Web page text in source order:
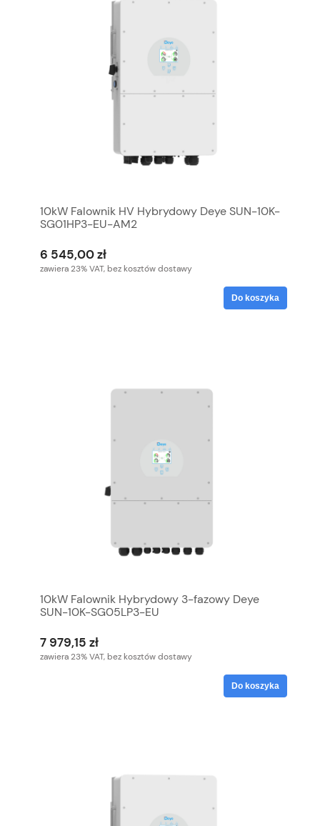
10kW Falownik HV Hybrydowy Deye SUN-10K-
SG01HP3-EU-AM2
6 545,00 zł
zawiera 23% VAT, bez kosztów dostawy
Do koszyka
10kW Falownik Hybrydowy 3-fazowy Deye
SUN-10K-SG05LP3-EU
7 979,15 zł
zawiera 23% VAT, bez kosztów dostawy
Do koszyka